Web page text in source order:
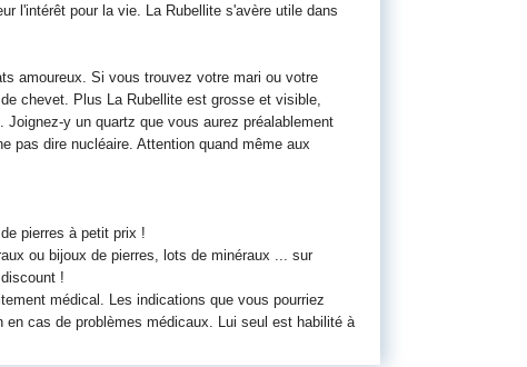
l'intérêt pour la vie. La Rubellite s'avère utile dans
amoureux. Si vous trouvez votre mari ou votre
chevet. Plus La Rubellite est grosse et visible,
y un quartz que vous aurez préalablement
pas dire nucléaire. Attention quand même aux
pierres à petit prix !
ou bijoux de pierres, lots de minéraux ... sur
!
médical. Les indications que vous pourriez
cas de problèmes médicaux. Lui seul est habilité à